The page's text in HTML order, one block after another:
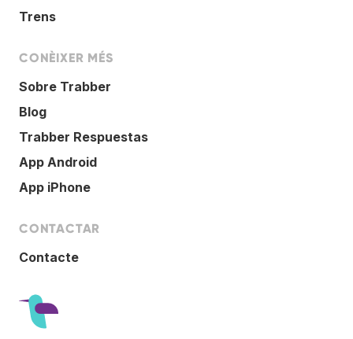
Trens
CONÈIXER MÉS
Sobre Trabber
Blog
Trabber Respuestas
App Android
App iPhone
CONTACTAR
Contacte